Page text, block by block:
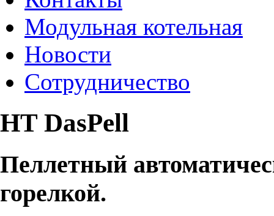
Модульная котельная
Новости
Сотрудничество
HT DasPell
Пеллетный
горелкой.